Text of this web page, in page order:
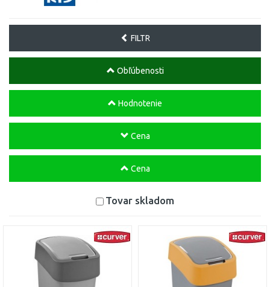
FILTR
Obľúbenosti
Hodnotenie
Cena
Cena
Tovar skladom